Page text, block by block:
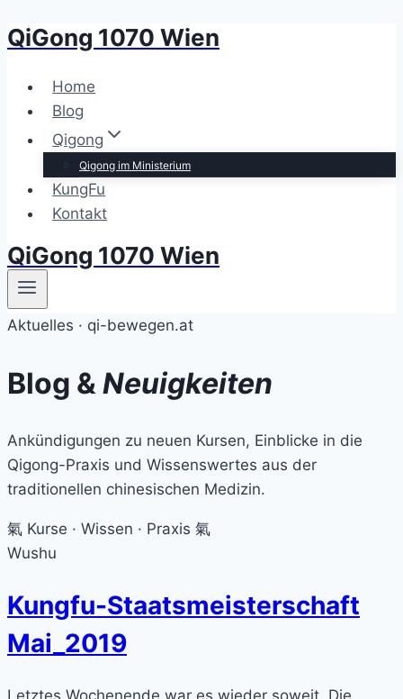
Zum
springen
QiGong 1070 Wien
Home
Blog
Qigong
Qigong im Ministerium
KungFu
Kontakt
QiGong 1070 Wien
Aktuelles · qi-bewegen.at
Blog & Neuigkeiten
Ankündigungen zu neuen Kursen, Einblicke in die
Qigong-Praxis und Wissenswertes aus der
traditionellen chinesischen Medizin.
氣 Kurse · Wissen · Praxis 氣
Wushu
Kungfu-Staatsmeisterschaft
Mai_2019
​Letztes Wochenende war es wieder soweit. ​​​Die